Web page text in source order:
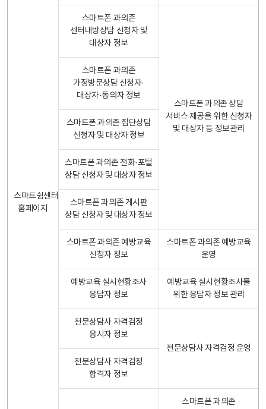
스마트쉼센터
홈페이지
스마트폰 과의존
센터내방상담 신청자 및
대상자 정보
스마트폰 과의존 상담
서비스 제공을 위한 신청자
및 대상자 등 정보관리
스마트폰 과의존
가정방문상담 신청자·
대상자·동의자 정보
스마트폰 과의존 집단상담
신청자 및 대상자 정보
스마트폰 과의존 전화·포털
상담 신청자 및 대상자 정보
스마트폰 과의존 게시판
상담 신청자 및 대상자 정보
스마트폰 과의존 예방교육
신청자 정보
스마트폰 과의존 예방교육
운영
예방교육 실시현황조사
응답자 정보
예방교육 실시현황조사를
위한 응답자 정보 관리
전문상담사 자격검정
응시자 정보
전문상담사 자격검정 운영
전문상담사 자격검정
합격자 정보
스마트폰 과의존